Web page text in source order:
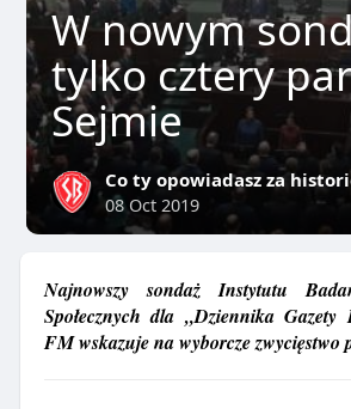
W nowym
tylko cztery
Sejmie
Co ty opowiadasz za
08 Oct 2019
Najnowszy sondaż Instytutu
Społecznych dla „Dziennika
FM wskazuje na wyborcze zwycięstwo